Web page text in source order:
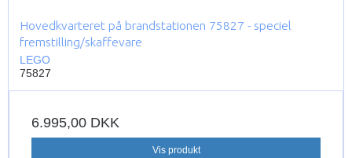
Hovedkvarteret på brandstationen 75827 - speciel
fremstilling/skaffevare
LEGO
75827
6.995,00 DKK
Vis produkt